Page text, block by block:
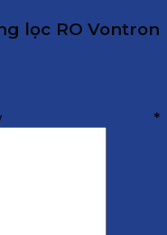
lọc RO Vontron
*